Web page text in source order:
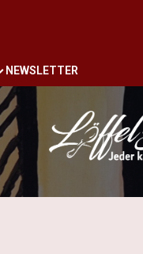
NEWSLETTER